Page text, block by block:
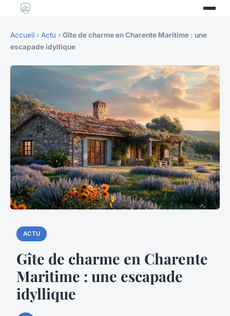
Accueil › Actu › Gîte de charme en Charente Maritime : une
escapade idyllique
ACTU
Gîte de charme en Charente
Maritime : une escapade
idyllique